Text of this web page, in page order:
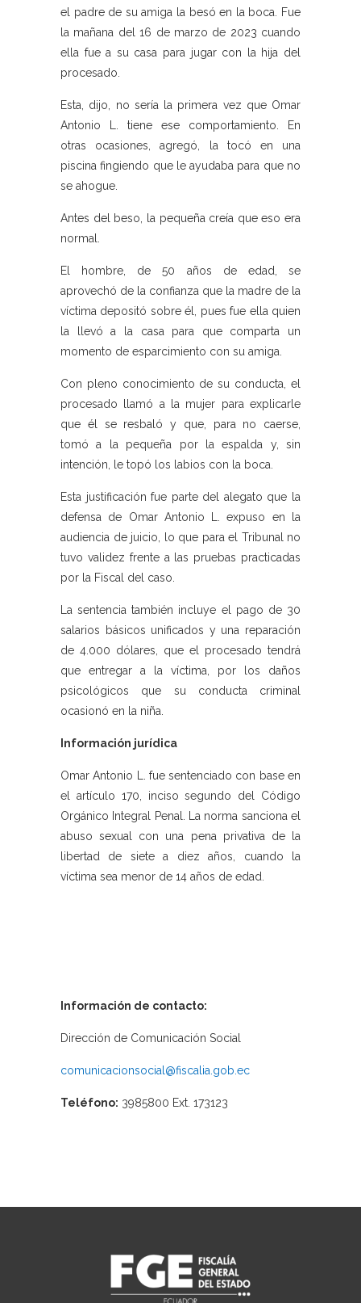
el padre de su amiga la besó en la boca. Fue
la mañana del 16 de marzo de 2023 cuando
ella fue a su casa para jugar con la hija del
procesado.
Esta, dijo, no sería la primera vez que Omar
Antonio L. tiene ese comportamiento. En
otras ocasiones, agregó, la tocó en una
piscina fingiendo que le ayudaba para que no
se ahogue.
Antes del beso, la pequeña creía que eso era
normal.
El hombre, de 50 años de edad, se
aprovechó de la confianza que la madre de la
víctima depositó sobre él, pues fue ella quien
la llevó a la casa para que comparta un
momento de esparcimiento con su amiga.
Con pleno conocimiento de su conducta, el
procesado llamó a la mujer para explicarle
que él se resbaló y que, para no caerse,
tomó a la pequeña por la espalda y, sin
intención, le topó los labios con la boca.
Esta justificación fue parte del alegato que la
defensa de Omar Antonio L. expuso en la
audiencia de juicio, lo que para el Tribunal no
tuvo validez frente a las pruebas practicadas
por la Fiscal del caso.
La sentencia también incluye el pago de 30
salarios básicos unificados y una reparación
de 4.000 dólares, que el procesado tendrá
que entregar a la víctima, por los daños
psicológicos que su conducta criminal
ocasionó en la niña.
Información jurídica
Omar Antonio L. fue sentenciado con base en
el artículo 170, inciso segundo del Código
Orgánico Integral Penal. La norma sanciona el
abuso sexual con una pena privativa de la
libertad de siete a diez años, cuando la
víctima sea menor de 14 años de edad.
Información de contacto:
Dirección de Comunicación Social
comunicacionsocial@fiscalia.gob.ec
Teléfono: 3985800 Ext. 173123